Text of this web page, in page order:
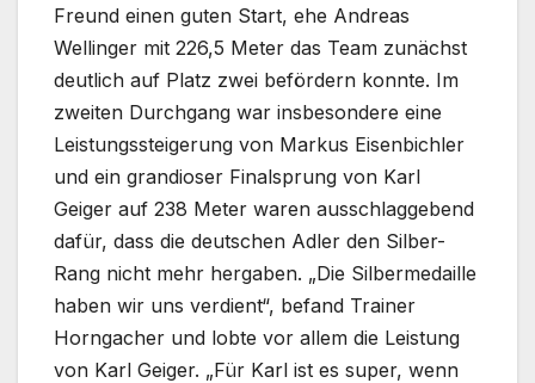
Freund einen guten Start, ehe Andreas
Wellinger mit 226,5 Meter das Team zunächst
deutlich auf Platz zwei befördern konnte. Im
zweiten Durchgang war insbesondere eine
Leistungssteigerung von Markus Eisenbichler
und ein grandioser Finalsprung von Karl
Geiger auf 238 Meter waren ausschlaggebend
dafür, dass die deutschen Adler den Silber-
Rang nicht mehr hergaben. „Die Silbermedaille
haben wir uns verdient“, befand Trainer
Horngacher und lobte vor allem die Leistung
von Karl Geiger. „Für Karl ist es super, wenn